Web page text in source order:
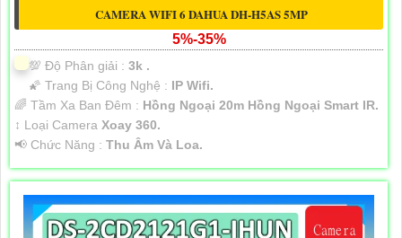
CAMERA WIFI 6 DAHUA DH-H5AS 5MP
5%-35%
💯 Độ Phân giải : 3k .
🌠 Trang Bị Công Nghệ : IP Wifi.
🌈 Tầm Xa Ban Đêm : Hồng Ngoại 20m Hồng Ngoại Smart IR.
↕️ Loại Camera Xoay 360.
️📢 Chức Năng : Thu Âm Và Loa.